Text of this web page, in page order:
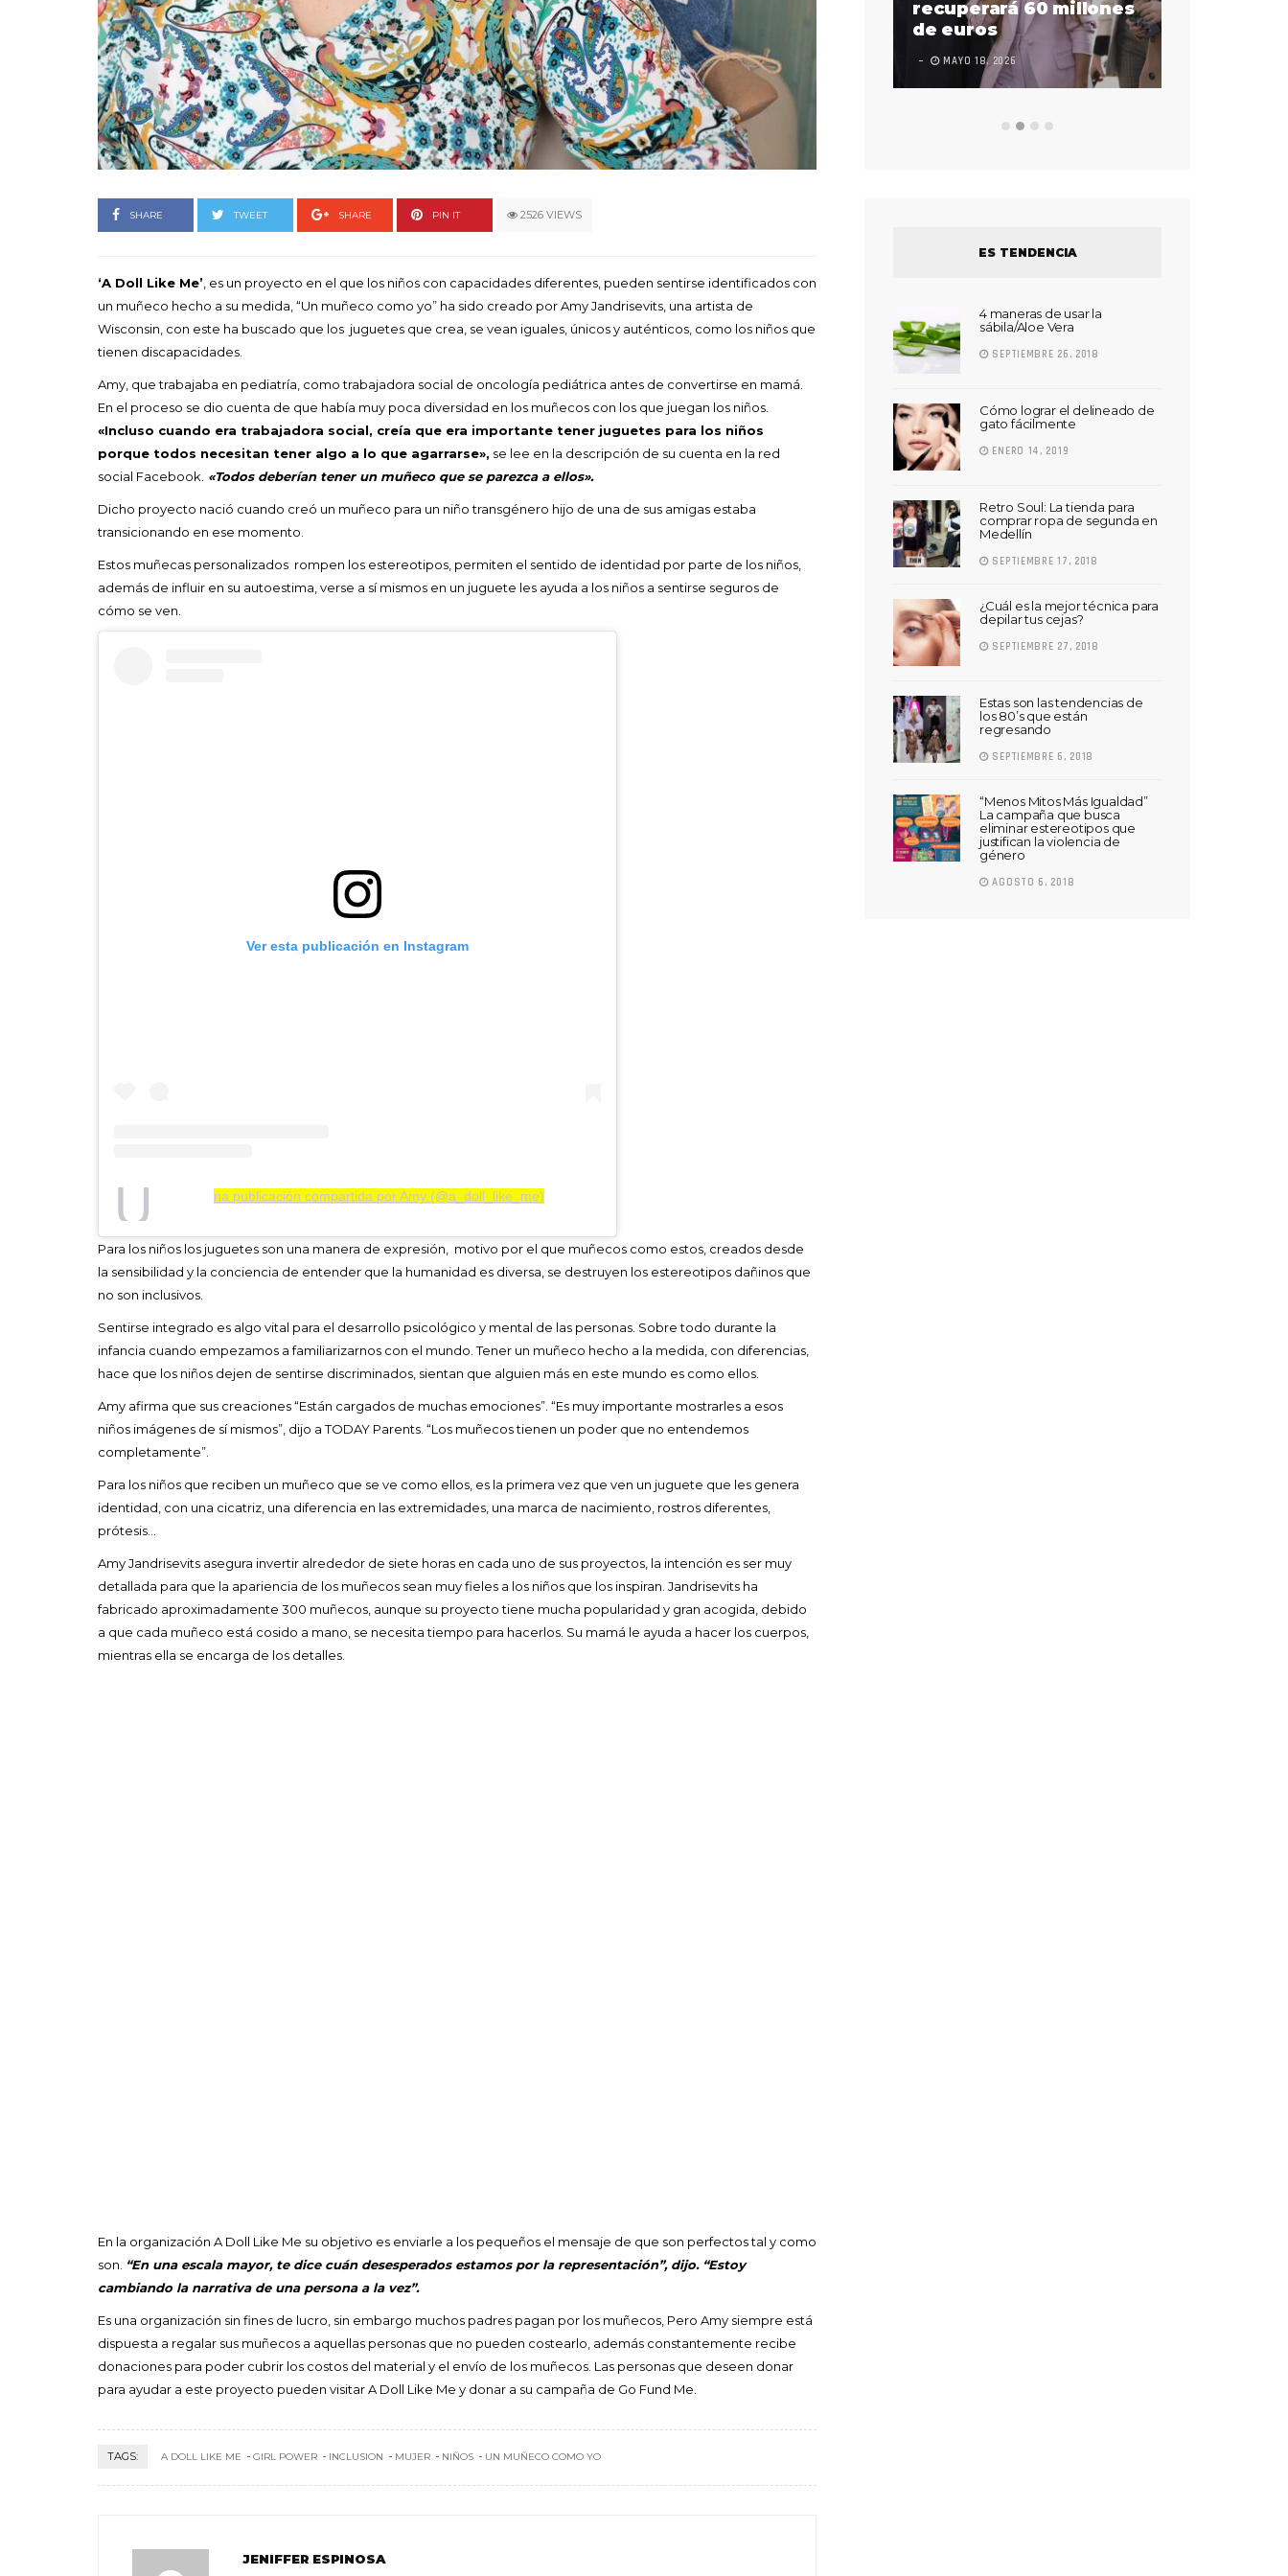
SHARE TWEET SHARE PIN IT 2526 VIEWS
‘A Doll Like Me’ , es un proyecto en el que los niños con capacidades diferentes, pueden sentirse identificados con
un muñeco hecho a su medida, “Un muñeco como yo” ha sido creado por Amy Jandrisevits, una artista de
Wisconsin, con este ha buscado que los juguetes que crea, se vean iguales, únicos y auténticos, como los niños que
tienen discapacidades.
Amy, que trabajaba en pediatría, como trabajadora social de oncología pediátrica antes de convertirse en mamá.
En el proceso se dio cuenta de que había muy poca diversidad en los muñecos con los que juegan los niños.
«Incluso cuando era trabajadora social, creía que era importante tener juguetes para los niños
porque todos necesitan tener algo a lo que agarrarse», se lee en la descripción de su cuenta en la red
social Facebook. «Todos deberían tener un muñeco que se parezca a ellos».
Dicho proyecto nació cuando creó un muñeco para un niño transgénero hijo de una de sus amigas estaba
transicionando en ese momento.
Estos muñecas personalizados rompen los estereotipos, permiten el sentido de identidad por parte de los niños,
además de influir en su autoestima, verse a sí mismos en un juguete les ayuda a los niños a sentirse seguros de
cómo se ven.
Ver esta publicación en Instagram
U na publicación compartida por Amy (@a_doll_like_me)
Para los niños los juguetes son una manera de expresión, motivo por el que muñecos como estos, creados desde
la sensibilidad y la conciencia de entender que la humanidad es diversa, se destruyen los estereotipos dañinos que
no son inclusivos.
Sentirse integrado es algo vital para el desarrollo psicológico y mental de las personas. Sobre todo durante la
infancia cuando empezamos a familiarizarnos con el mundo. Tener un muñeco hecho a la medida, con diferencias,
hace que los niños dejen de sentirse discriminados, sientan que alguien más en este mundo es como ellos.
Amy afirma que sus creaciones “Están cargados de muchas emociones”. “Es muy importante mostrarles a esos
niños imágenes de sí mismos”, dijo a TODAY Parents. “Los muñecos tienen un poder que no entendemos
completamente”.
Para los niños que reciben un muñeco que se ve como ellos, es la primera vez que ven un juguete que les genera
identidad, con una cicatriz, una diferencia en las extremidades, una marca de nacimiento, rostros diferentes,
prótesis…
Amy Jandrisevits asegura invertir alrededor de siete horas en cada uno de sus proyectos, la intención es ser muy
detallada para que la apariencia de los muñecos sean muy fieles a los niños que los inspiran. Jandrisevits ha
fabricado aproximadamente 300 muñecos, aunque su proyecto tiene mucha popularidad y gran acogida, debido
a que cada muñeco está cosido a mano, se necesita tiempo para hacerlos. Su mamá le ayuda a hacer los cuerpos,
mientras ella se encarga de los detalles.
En la organización A Doll Like Me su objetivo es enviarle a los pequeños el mensaje de que son perfectos tal y como
son. “En una escala mayor, te dice cuán desesperados estamos por la representación”, dijo. “Estoy
cambiando la narrativa de una persona a la vez”.
Es una organización sin fines de lucro, sin embargo muchos padres pagan por los muñecos, Pero Amy siempre está
dispuesta a regalar sus muñecos a aquellas personas que no pueden costearlo, además constantemente recibe
donaciones para poder cubrir los costos del material y el envío de los muñecos. Las personas que deseen donar
para ayudar a este proyecto pueden visitar A Doll Like Me y donar a su campaña de Go Fund Me.
TAGS: A DOLL LIKE ME GIRL POWER INCLUSION MUJER NIÑOS UN MUÑECO COMO YO
JENIFFER ESPINOSA
Goyo un himno por la
vida de las mujeres
LEAVE A COMMENT FEBRERO 16, 2023
recuperará 60 millones
de euros
MAYO 18, 2026
ES TENDENCIA
4 maneras de usar la
sábila/Aloe Vera
SEPTIEMBRE 26, 2018
Cómo lograr el delineado de
gato fácilmente
ENERO 14, 2019
Retro Soul: La tienda para
comprar ropa de segunda en
Medellín
SEPTIEMBRE 17, 2018
¿Cuál es la mejor técnica para
depilar tus cejas?
SEPTIEMBRE 27, 2018
Estas son las tendencias de
los 80’s que están
regresando
SEPTIEMBRE 6, 2018
“Menos Mitos Más Igualdad”
La campaña que busca
eliminar estereotipos que
justifican la violencia de
género
AGOSTO 6, 2018